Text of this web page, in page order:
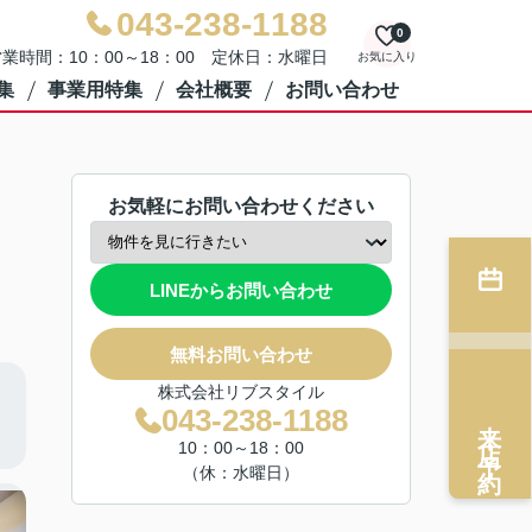
043-238-1188
時間：10：00～18：00 定休日：水曜日 お気に入り
0
事業用特集 会社概要 お問い合わせ
お気軽にお問い合わせください
LINEからお問い合わせ
無料お問い合わせ
株式会社リブスタイル
043-238-1188
10：00～18：00
（休：水曜日）
来店予約